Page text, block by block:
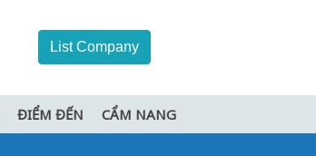
List Company
ĐIỂM ĐẾN CẨM NANG